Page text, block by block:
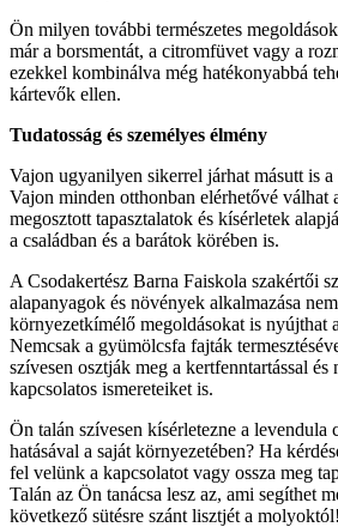
Ön milyen további természetes
már a borsmentát, a citromfüvet vagy a
ezekkel kombinálva még hatékonyabbá
kártevők ellen.
Tudatosság és személyes élmény
Vajon ugyanilyen sikerrel járhat másutt is
Vajon minden otthonban elérhetővé válhat
megosztott tapasztalatok és kísérletek
a családban és a barátok körében is.
A Csodakertész Barna Faiskola szakértői
alapanyagok és növények alkalmazása
környezetkímélő megoldásokat is nyújthat
Nemcsak a gyümölcsfa fajták
szívesen osztják meg a kertfenntartással
kapcsolatos ismereteiket is.
Ön talán szívesen kísérletezne a levendula
hatásával a saját környezetében? Ha
fel velünk a kapcsolatot vagy ossza meg
Talán az Ön tanácsa lesz az, ami segíthet
következő sütésre szánt lisztjét a molyoktól!